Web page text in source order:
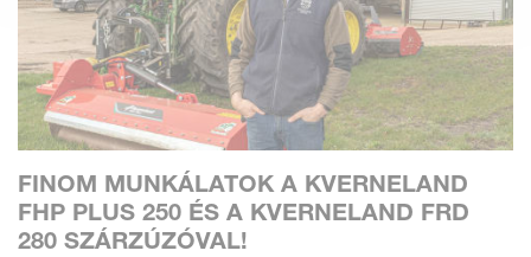
FINOM MUNKÁLATOK A KVERNELAND
FHP PLUS 250 ÉS A KVERNELAND FRD
280 SZÁRZÚZÓVAL!